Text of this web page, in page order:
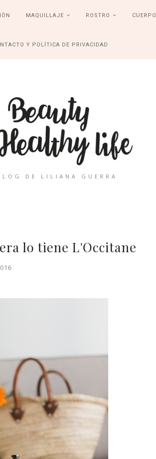
MAQUILLAJE ROSTRO CUERPO
Y POLÍTICA DE PRIVACIDAD
DE LILIANA GUERRA
lo tiene L'Occitane